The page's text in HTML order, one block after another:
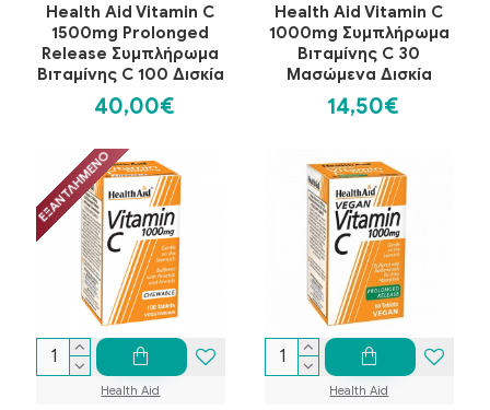
Health Aid Vitamin C
1500mg Prolonged
Release Συμπλήρωμα
Βιταμίνης C 100 Δισκία
40,00€
Health Aid Vitamin C
1000mg Συμπλήρωμα
Βιταμίνης C 30
Μασώμενα Δισκία
14,50€
ΕΞΑΝΤΛΗΜΈΝΟ
Health Aid Health Aid